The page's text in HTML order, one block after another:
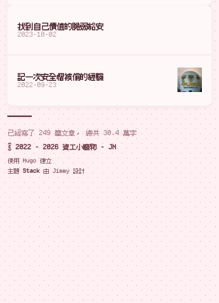
找到自己價值的脆弱給安
2023-10-02
記一次安全帽被偷的經驗
2022-09-23
已經寫了 249 篇文章， 總共 30.4 萬字
© 2022 - 2026 資工小廢物 - JN
使用 Hugo 建立
主題 Stack 由 Jimmy 設計